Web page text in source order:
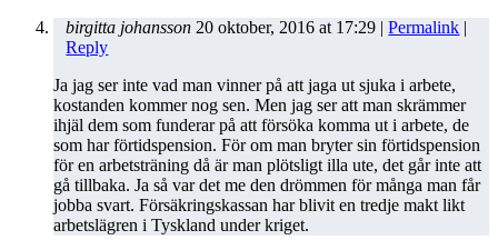
birgitta johansson 20 oktober, 2016 at 17:29 |Permalink |
Reply
Ja jag ser inte vad man vinner på att jaga ut sjuka i arbete,
kostanden kommer nog sen. Men jag ser att man skrämmer
ihjäl dem som funderar på att försöka komma ut i arbete, de
som har förtidspension. För om man bryter sin förtidspension
för en arbetsträning då är man plötsligt illa ute, det går inte att
gå tillbaka. Ja så var det me den drömmen för många man får
jobba svart. Försäkringskassan har blivit en tredje makt likt
arbetslägren i Tyskland under kriget.